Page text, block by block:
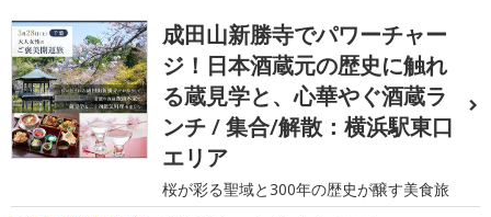
成田山新勝寺でパワーチャー
ジ！日本酒蔵元の歴史に触れ
る蔵見学と、心華やぐ酒蔵ラ
ンチ / 集合/解散：横浜駅東口
エリア
桜が彩る聖域と300年の歴史が醸す美食旅